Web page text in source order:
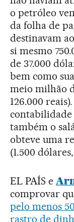
o petróleo
da folha de
destinavam
si mesmo
de 37.000
bem como
meio milhão
126.000
contabilidade
também o
obteve uma
(1.500
EL PAÍS e
comprovar
pelo menos
rastro de